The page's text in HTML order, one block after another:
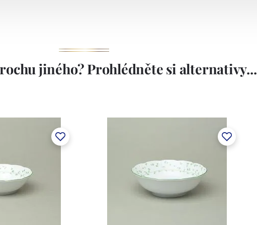
Závod je vybaven zařízením na výrobu
vtavnou dekorační pecí. Závod je schopen
technik.
Thun Hotel & Restaurant.
jiného? Prohlédněte si alternativy...